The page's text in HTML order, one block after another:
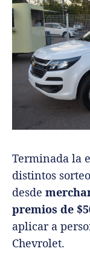
Terminada la
distintos
desde
premios de
aplicar a
Chevrolet.